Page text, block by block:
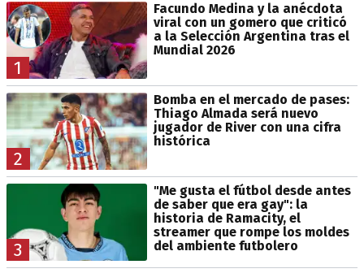
1
Facundo Medina y la anécdota
viral con un gomero que criticó
a la Selección Argentina tras el
Mundial 2026
2
Bomba en el mercado de pases:
Thiago Almada será nuevo
jugador de River con una cifra
histórica
3
"Me gusta el fútbol desde antes
de saber que era gay": la
historia de Ramacity, el
streamer que rompe los moldes
del ambiente futbolero